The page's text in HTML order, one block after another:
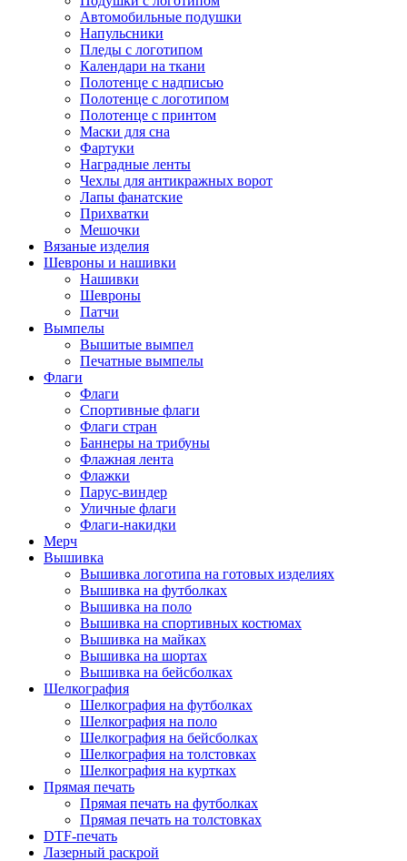
Автомобильные подушки
Напульсники
Пледы с логотипом
Календари на ткани
Полотенце с надписью
Полотенце с логотипом
Полотенце с принтом
Маски для сна
Фартуки
Наградные ленты
Чехлы для антикражных ворот
Лапы фанатские
Прихватки
Мешочки
Вязаные изделия
Шевроны и нашивки
Нашивки
Шевроны
Патчи
Вымпелы
Вышитые вымпел
Печатные вымпелы
Флаги
Флаги
Спортивные флаги
Флаги стран
Баннеры на трибуны
Флажная лента
Флажки
Парус-виндер
Уличные флаги
Флаги-накидки
Мерч
Вышивка
Вышивка логотипа на готовых изделиях
Вышивка на футболках
Вышивка на поло
Вышивка на спортивных костюмах
Вышивка на майках
Вышивка на шортах
Вышивка на бейсболках
Шелкография
Шелкография на футболках
Шелкография на поло
Шелкография на бейсболках
Шелкография на толстовках
Шелкография на куртках
Прямая печать
Прямая печать на футболках
Прямая печать на толстовках
DTF-печать
Лазерный раскрой